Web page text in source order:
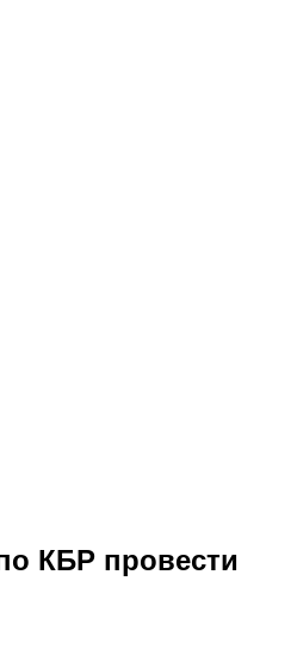
КБР провести